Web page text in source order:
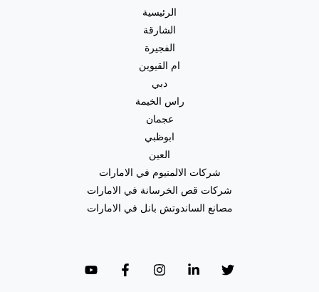
الرئيسية
الشارقة
الفجيرة
ام القيوين
دبي
راس الخيمة
عجمان
ابوظبي
العين
شركات الالمنيوم في الامارات
شركات قص الخرسانة في الامارات
مصانع الساندوتش بانل في الامارات